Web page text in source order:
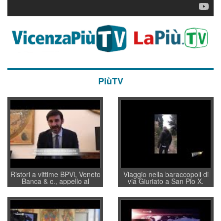
PiùTV
Ristori a vittime BPVi, Veneto
Banca & c., appello al
sottosegretario Alessio
Villarosa: per mettere ordine
convochi con Di Maio CNCU
a supporto della cabina di
regia al Mef
Viaggio nella baraccopoli di
via Giuriato a San Pio X.
Vicenza ai Vicentini: “faremo
un regalo di Natale ai
residenti”